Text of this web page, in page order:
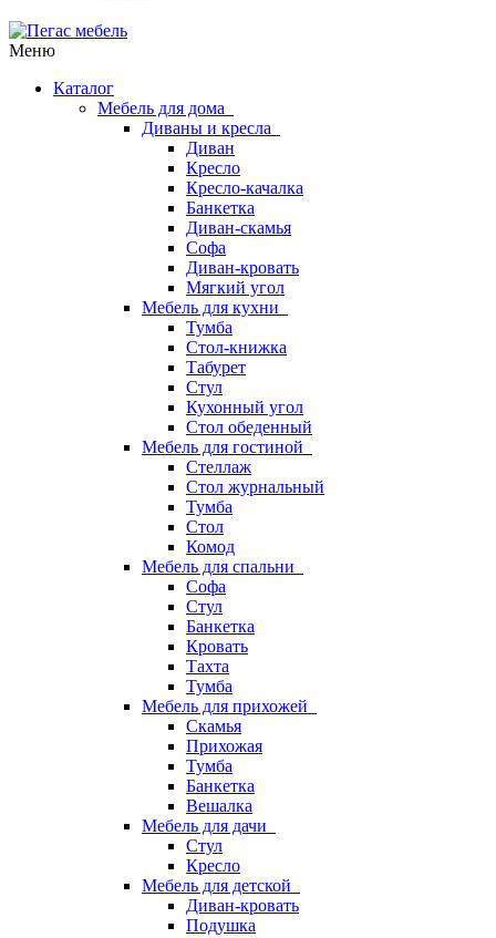
Меню
Каталог
Мебель для дома
Диваны и кресла
Диван
Кресло
Кресло-качалка
Банкетка
Диван-скамья
Софа
Диван-кровать
Мягкий угол
Мебель для кухни
Тумба
Стол-книжка
Табурет
Стул
Кухонный угол
Стол обеденный
Мебель для гостиной
Стеллаж
Стол журнальный
Тумба
Стол
Комод
Мебель для спальни
Софа
Стул
Банкетка
Кровать
Тахта
Тумба
Мебель для прихожей
Скамья
Прихожая
Тумба
Банкетка
Вешалка
Мебель для дачи
Стул
Кресло
Мебель для детской
Диван-кровать
Подушка